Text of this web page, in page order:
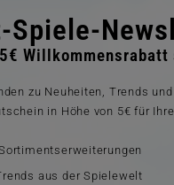
Spiele-
Willkommensrabatt
zu Neuheiten, Trends
in Höhe von 5€ für
aus der Spielewelt